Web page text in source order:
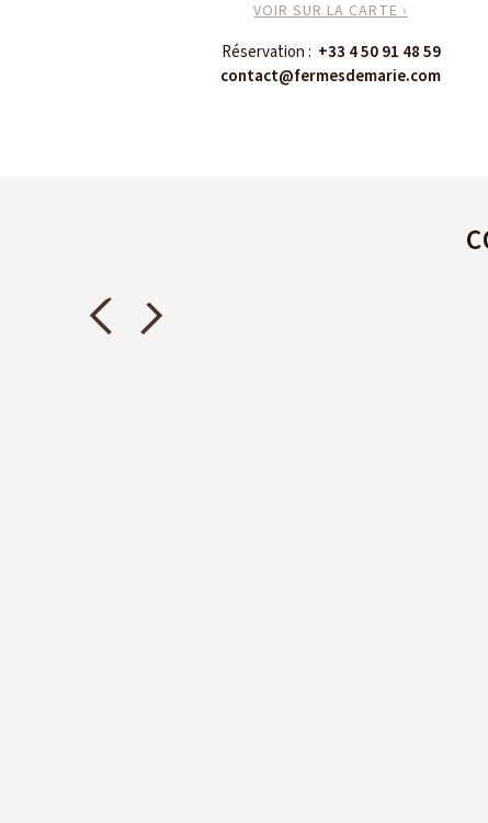
VOIR SUR LA CARTE ›
Réservation : +33 4 50 91 48 59
contact@fermesdemarie.com